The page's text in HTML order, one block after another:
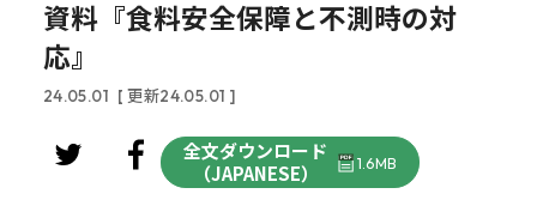
資料『食料安全保障と不測時の対
応』
24.05.01 [ 更新24.05.01 ]
全文ダウンロード
（JAPANESE）
1.6MB